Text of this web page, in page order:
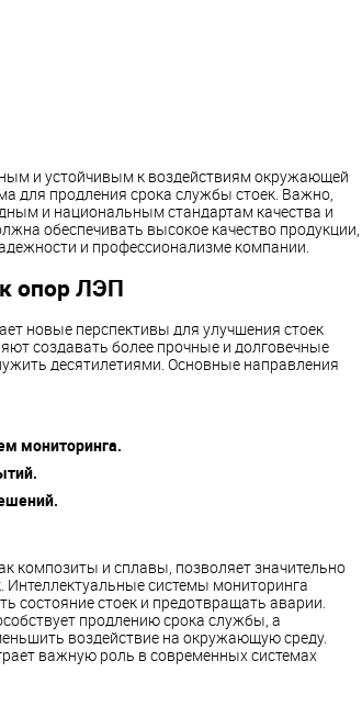
и устойчивым к воздействиям окружающей
для продления срока службы стоек. Важно,
и национальным стандартам качества и
обеспечивать высокое качество продукции,
и профессионализме компании.
опор ЛЭП
новые перспективы для улучшения стоек
создавать более прочные и долговечные
десятилетиями. Основные направления
мониторинга.
композиты и сплавы, позволяет значительно
Интеллектуальные системы мониторинга
состояние стоек и предотвращать аварии.
продлению срока службы, а
воздействие на окружающую среду.
важную роль в современных системах